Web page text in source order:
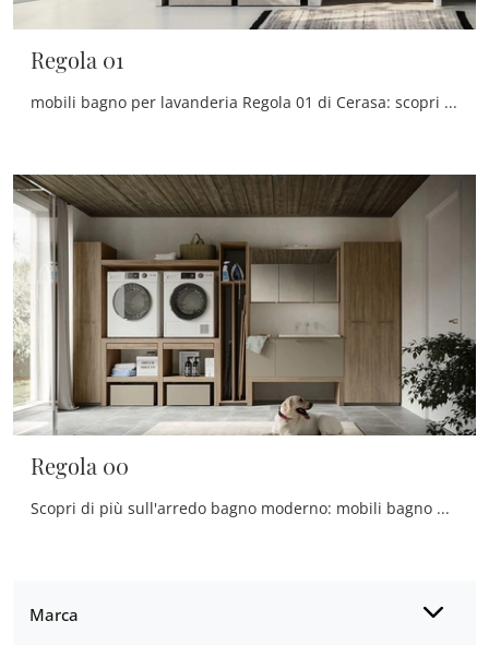
Marca
Regola 01
mobili bagno per lavanderia Regola 01 di Cerasa: scopri l'Arredo Bagno in melaminico moderno e arreda il tuo bagno.
Regola 00
Scopri di più sull'arredo bagno moderno: mobili bagno per lavanderia in melaminico come il modello Regola 00 di Cerasa ti aspettano.